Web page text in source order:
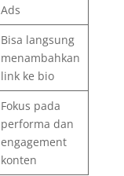
Ads
Bisa langsung
menambahkan
link ke bio
Fokus pada
performa dan
engagement
konten